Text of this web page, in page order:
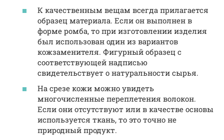
К качественным вещам всегда прилагается
образец материала. Если он выполнен в
форме ромба, то при изготовлении изделия
был использован один из вариантов
кожзаменителя. Фигурный образец с
соответствующей надписью
свидетельствует о натуральности сырья.
На срезе кожи можно увидеть
многочисленные переплетения волокон.
Если они отсутствуют или в качестве основы
используется ткань, то это точно не
природный продукт.